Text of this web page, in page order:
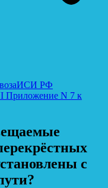
ИСИ РФ
Приложение N 7 к
с